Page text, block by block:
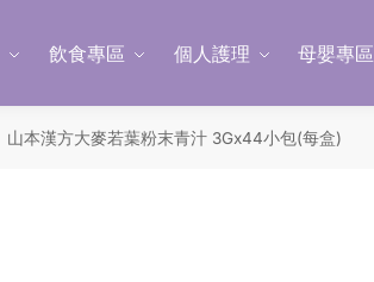
飲食專區 個人護理 母嬰專區
山本漢方大麥若葉粉末青汁 3Gx44小包(每盒)